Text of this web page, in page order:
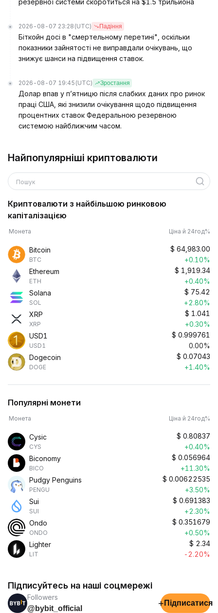
резервної системи скоротиться на $1.5 трильйона
2026-08-07 23:28 (UTC) Падіння
Біткойн досі в "смертельному перетині", оскільки
показники зайнятості не виправдали очікувань, що
знижує шанси на підвищення ставок.
2026-08-07 19:45 (UTC) Зростання
Долар впав у п’ятницю після слабких даних про ринок
праці США, які знизили очікування щодо підвищення
процентних ставок Федеральною резервною
системою найближчим часом.
Найпопулярніші криптовалюти
Пошук
Криптовалюти з найбільшою ринковою
капіталізацією
Монета Ціна й 24год%
Bitcoin
BTC
$ 64,983.00
+0.10%
Ethereum
ETH
$ 1,919.34
+0.40%
Solana
SOL
$ 75.42
+2.80%
XRP
XRP
$ 1.041
+0.30%
USD1
USD1
$ 0.999761
0.00%
Dogecoin
DOGE
$ 0.07043
+1.40%
Популярні монети
Монета Ціна й 24год%
Cysic
CYS
$ 0.80837
+0.40%
Biconomy
BICO
$ 0.056964
+11.30%
Pudgy Penguins
PENGU
$ 0.00622535
+3.50%
Sui
SUI
$ 0.691383
+2.30%
Ondo
ONDO
$ 0.351679
+0.50%
Lighter
LIT
$ 2.34
-2.20%
Підписуйтесь на наші соцмережі
Followers
@bybit_official
+ Підписатися